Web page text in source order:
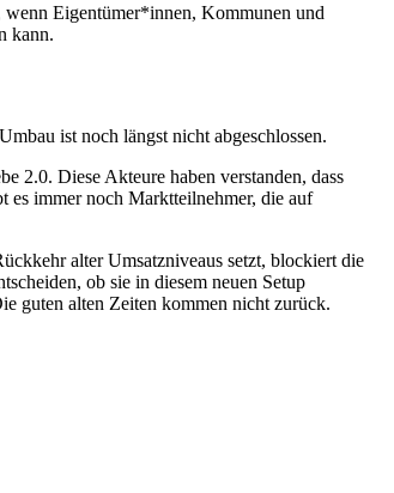
Eigentümer*innen, Kommunen und
kann.
ist noch längst nicht abgeschlossen.
2.0. Diese Akteure haben verstanden, dass
es immer noch Marktteilnehmer, die auf
alter Umsatzniveaus setzt, blockiert die
ob sie in diesem neuen Setup
guten alten Zeiten kommen nicht zurück.